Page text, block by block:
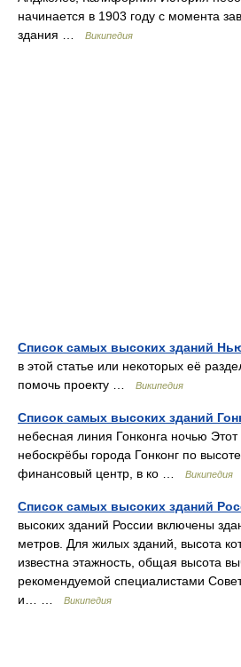
начинается в 1903 году с момента
здания …
Википедия
Список самых высоких зданий
в этой статье или некоторых её
помочь проекту …
Википедия
Список самых высоких зданий
небесная линия Гонконга ночью
небоскрёбы города Гонконг по
финансовый центр, в ко …
Википедия
Список самых высоких зданий
высоких зданий России включены
метров. Для жилых зданий, высота
известна этажность, общая высота
рекомендуемой специалистами
и… …
Википедия